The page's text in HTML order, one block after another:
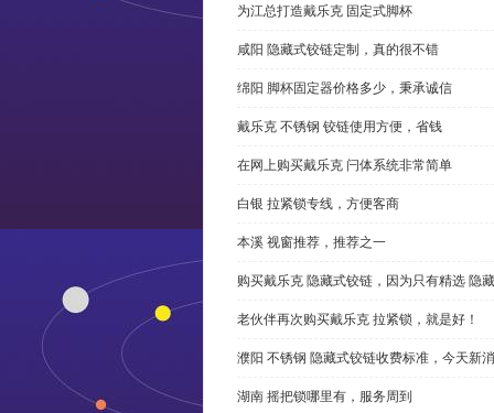
为江总打造戴乐克 固定式脚杯
咸阳 隐藏式铰链定制，真的很不错
绵阳 脚杯固定器价格多少，秉承诚信
戴乐克 不锈钢 铰链使用方便，省钱
在网上购买戴乐克 闩体系统非常简单
白银 拉紧锁专线，方便客商
本溪 视窗推荐，推荐之一
购买戴乐克 隐藏式铰链，因为只有精选 隐
老伙伴再次购买戴乐克 拉紧锁，就是好！
濮阳 不锈钢 隐藏式铰链收费标准，今天新
湖南 摇把锁哪里有，服务周到